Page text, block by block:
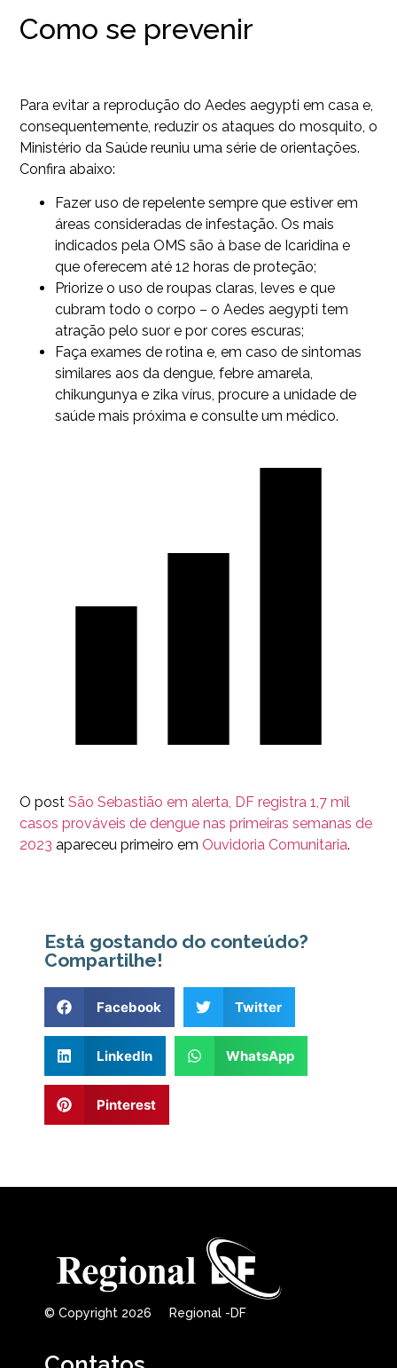
Como se prevenir
Para evitar a reprodução do Aedes aegypti em casa e,
consequentemente, reduzir os ataques do mosquito, o
Ministério da Saúde reuniu uma série de orientações.
Confira abaixo:
Fazer uso de repelente sempre que estiver em
áreas consideradas de infestação. Os mais
indicados pela OMS são à base de Icaridina e
que oferecem até 12 horas de proteção;
Priorize o uso de roupas claras, leves e que
cubram todo o corpo – o Aedes aegypti tem
atração pelo suor e por cores escuras;
Faça exames de rotina e, em caso de sintomas
similares aos da dengue, febre amarela,
chikungunya e zika vírus, procure a unidade de
saúde mais próxima e consulte um médico.
O post São Sebastião em alerta, DF registra 1,7 mil
casos prováveis de dengue nas primeiras semanas de
2023 apareceu primeiro em Ouvidoria Comunitaria.
Está gostando do conteúdo?
Compartilhe!
Facebook Twitter
LinkedIn WhatsApp
Pinterest
© Copyright 2026 Regional -DF